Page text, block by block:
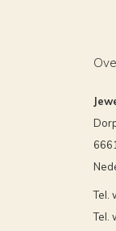
Tel.
Tel.